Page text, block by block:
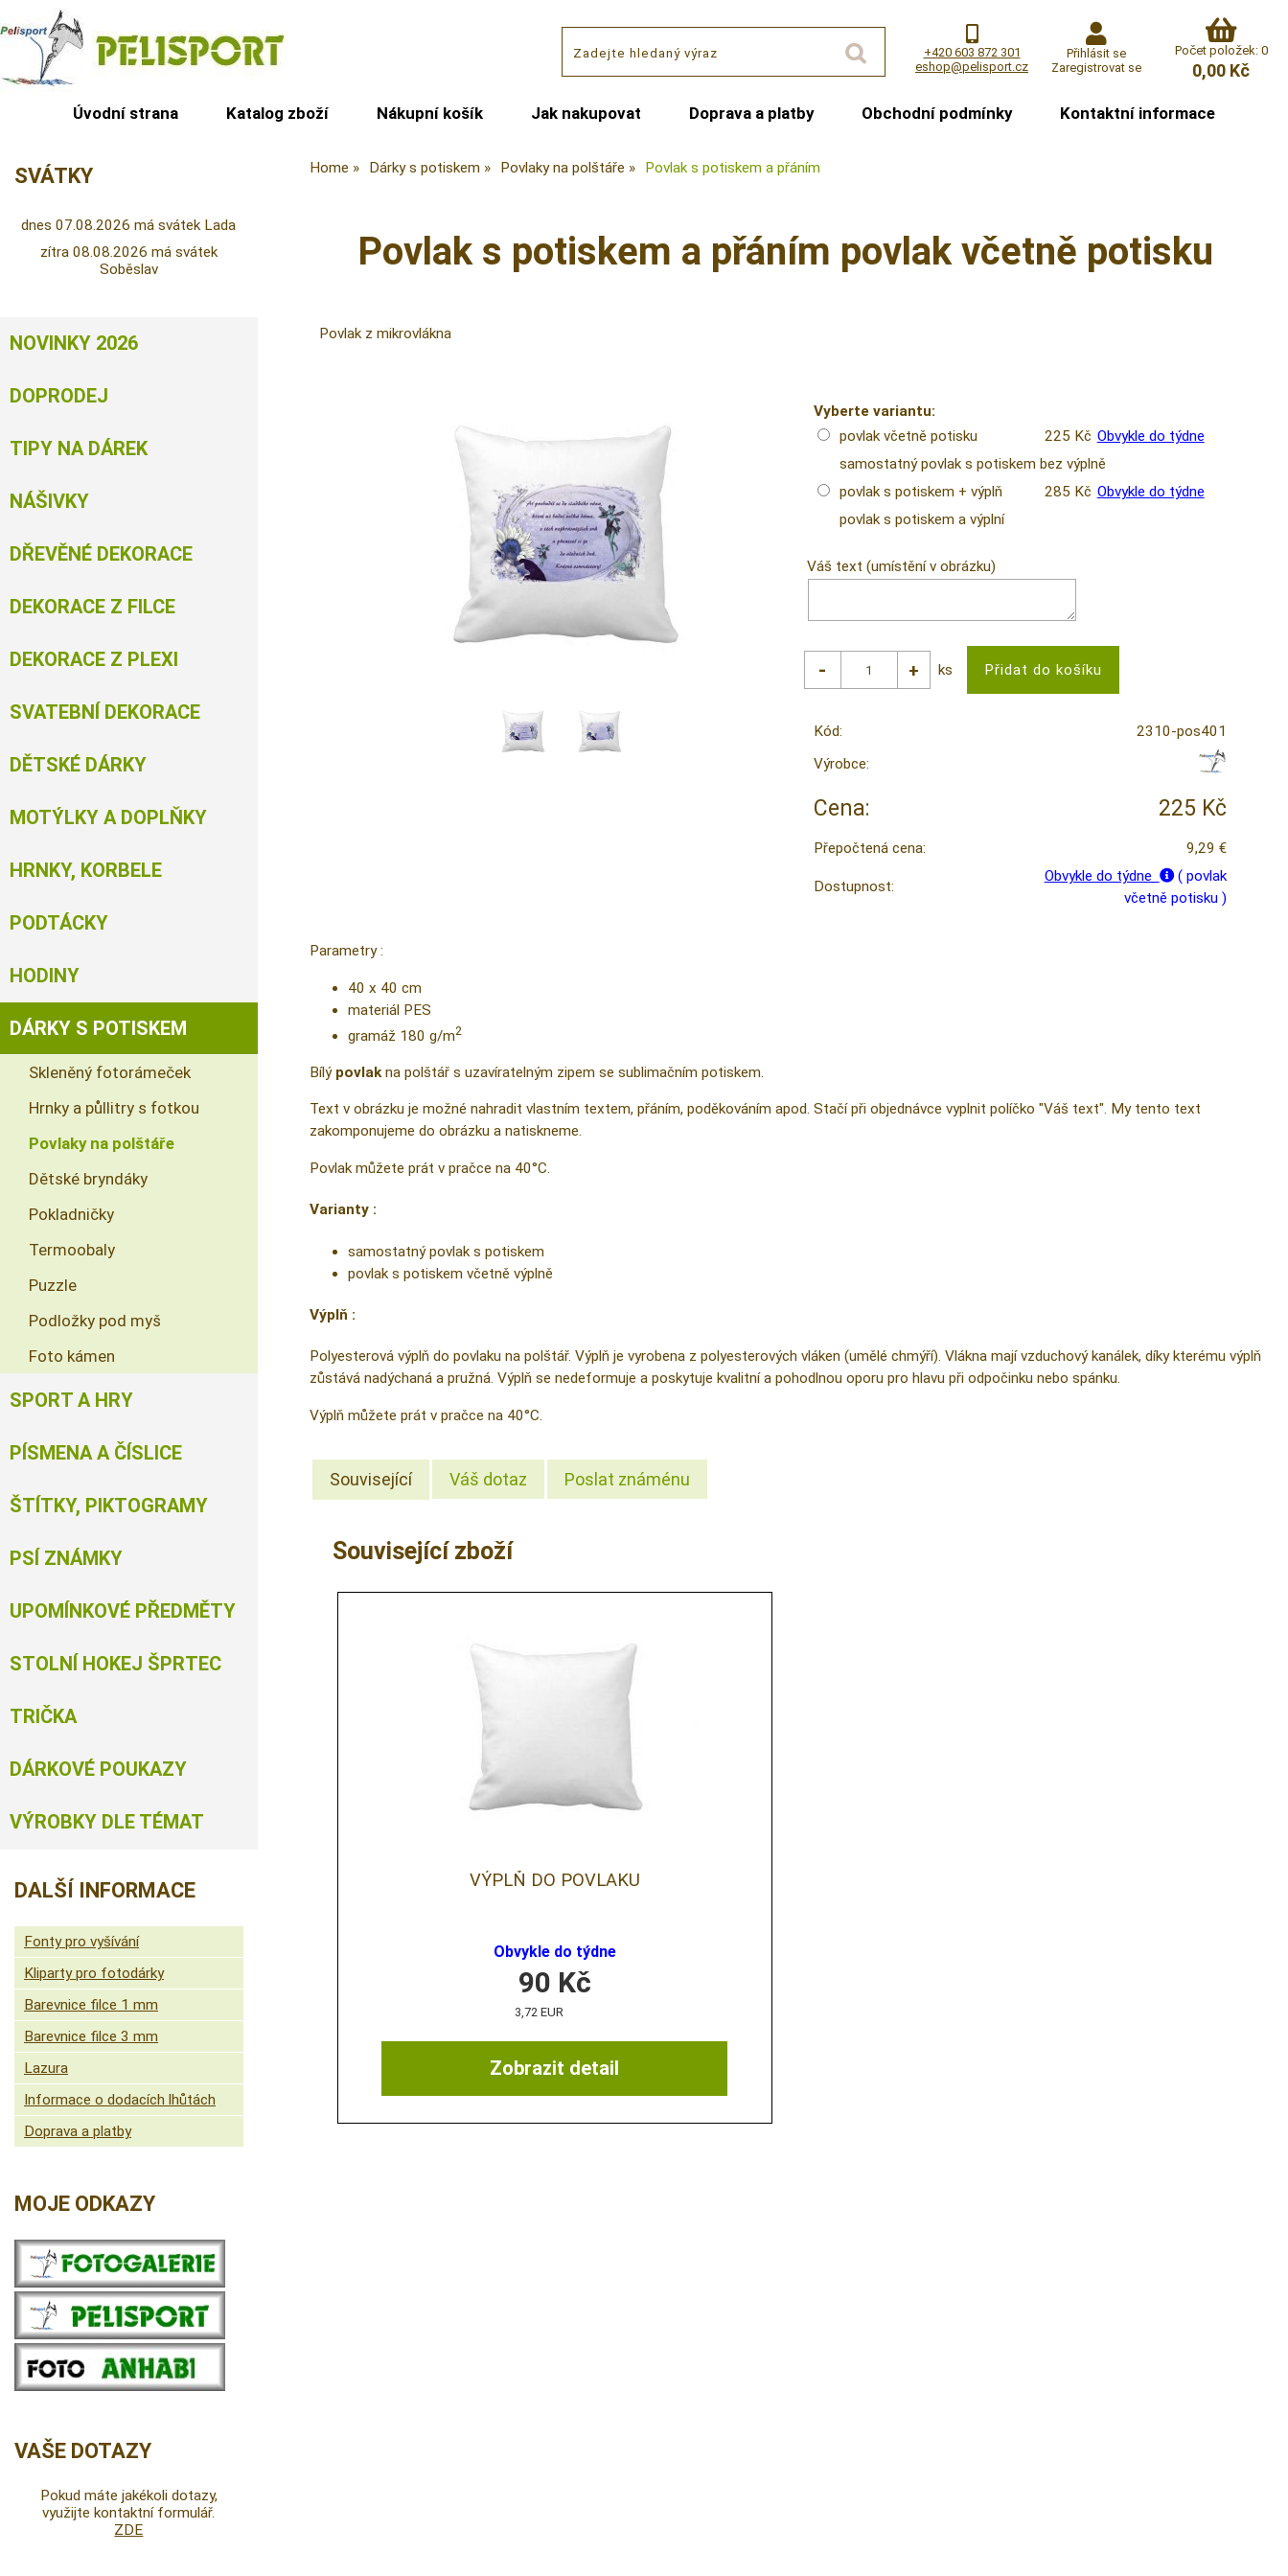
+420 603 872 301
eshop@pelisport.cz
Přihlásit se
Zaregistrovat se
Počet položek: 0
0,00 Kč
Úvodní strana Katalog zboží Nákupní košík Jak nakupovat Doprava a platby Obchodní podmínky Kontaktní informace
Home Dárky s potiskem Povlaky na polštáře Povlak s potiskem a přáním
Povlak s potiskem a přáním povlak včetně potisku
Povlak z mikrovlákna
Vyberte variantu:
povlak včetně potisku
225 Kč Obvykle do týdne
samostatný povlak s potiskem bez výplně
povlak s potiskem + výplň
285 Kč Obvykle do týdne
povlak s potiskem a výplní
Váš text (umístění v obrázku)
ks
Kód:
2310-pos401
Výrobce:
Cena: 225 Kč
Přepočtená cena: 9,29 €
Dostupnost:
Obvykle do týdne
( povlak
včetně potisku )
Parametry :
40 x 40 cm
materiál PES
gramáž 180 g/m2
Bílý povlakna polštář s uzavíratelným zipem se sublimačním potiskem.
Text v obrázku je možné nahradit vlastním textem, přáním, poděkováním apod. Stačí při objednávce vyplnit políčko "Váš text". My tento text
zakomponujeme do obrázku a natiskneme.
Povlak můžete prát v pračce na 40°C.
Varianty :
samostatný povlak s potiskem
povlak s potiskem včetně výplně
Výplň :
Polyesterová výplň do povlaku na polštář. Výplň je vyrobena z polyesterových vláken (umělé chmýří). Vlákna mají vzduchový kanálek, díky kterému výplň
zůstává nadýchaná a pružná. Výplň se nedeformuje a poskytuje kvalitní a pohodlnou oporu pro hlavu při odpočinku nebo spánku.
Výplň můžete prát v pračce na 40°C.
Související Váš dotaz Poslat známénu
Související zboží
VÝPLŇ DO POVLAKU
Obvykle do týdne
Zobrazit detail
90 Kč
3,72 EUR
SVÁTKY
dnes 07.08.2026 má svátek Lada
zítra 08.08.2026 má svátek
Soběslav
NOVINKY 2026
DOPRODEJ
TIPY NA DÁREK
NÁŠIVKY
DŘEVĚNÉ DEKORACE
DEKORACE Z FILCE
DEKORACE Z PLEXI
SVATEBNÍ DEKORACE
DĚTSKÉ DÁRKY
MOTÝLKY A DOPLŇKY
HRNKY, KORBELE
PODTÁCKY
HODINY
DÁRKY S POTISKEM
Skleněný fotorámeček
Hrnky a půllitry s fotkou
Povlaky na polštáře
Dětské bryndáky
Pokladničky
Termoobaly
Puzzle
Podložky pod myš
Foto kámen
SPORT A HRY
PÍSMENA A ČÍSLICE
ŠTÍTKY, PIKTOGRAMY
PSÍ ZNÁMKY
UPOMÍNKOVÉ PŘEDMĚTY
STOLNÍ HOKEJ ŠPRTEC
TRIČKA
DÁRKOVÉ POUKAZY
VÝROBKY DLE TÉMAT
DALŠÍ INFORMACE
Fonty pro vyšívání
Kliparty pro fotodárky
Barevnice filce 1 mm
Barevnice filce 3 mm
Lazura
Informace o dodacích lhůtách
Doprava a platby
MOJE ODKAZY
VAŠE DOTAZY
Pokud máte jakékoli dotazy,
využijte kontaktní formulář.
ZDE